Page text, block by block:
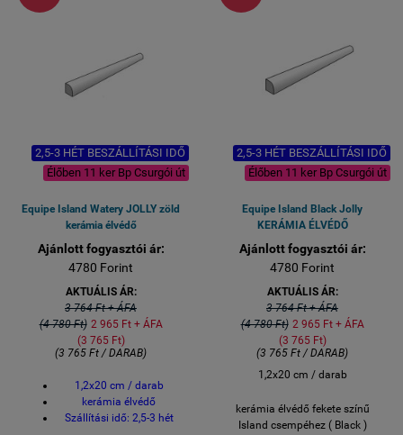
2,5-3 HÉT BESZÁLLÍTÁSI IDŐ
Élőben 11 ker Bp Csurgói út
Equipe Island Watery JOLLY zöld
kerámia élvédő
Ajánlott fogyasztói ár:
4780 Forint
AKTUÁLIS ÁR:
3 764 Ft + ÁFA
(4 780 Ft) 2 965 Ft + ÁFA
(3 765 Ft)
(3 765 Ft / DARAB)
1,2x20 cm / darab
kerámia élvédő
Szállítási idő: 2,5-3 hét
2,5-3 HÉT BESZÁLLÍTÁSI IDŐ
Élőben 11 ker Bp Csurgói út
Equipe Island Black Jolly
KERÁMIA ÉLVÉDŐ
Ajánlott fogyasztói ár:
4780 Forint
AKTUÁLIS ÁR:
3 764 Ft + ÁFA
(4 780 Ft) 2 965 Ft + ÁFA
(3 765 Ft)
(3 765 Ft / DARAB)
1,2x20 cm / darab
kerámia élvédő fekete színű
Island csempéhez ( Black )